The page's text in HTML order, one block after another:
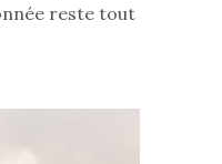
reste tout